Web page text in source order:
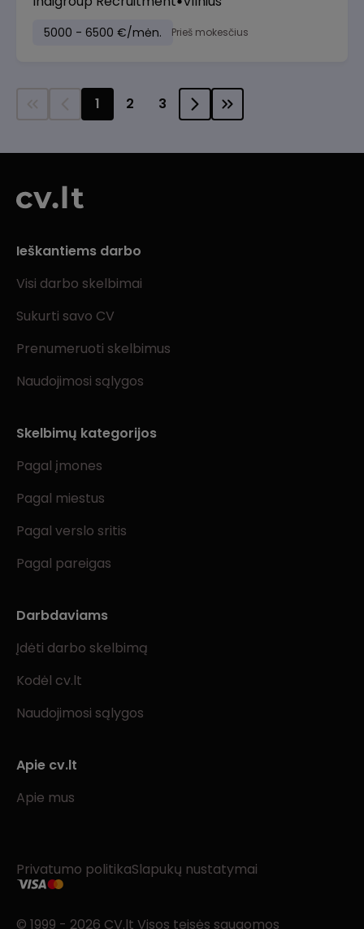
5000 - 6500 €/mėn. Prieš mokesčius
1 2 3
Ieškantiems darbo
Visi darbo skelbimai
Sukurti savo CV
Prenumeruoti skelbimus
Naudojimosi sąlygos
Skelbimų kategorijos
Pagal įmones
Pagal miestus
Pagal verslo sritis
Pagal pareigas
Darbdaviams
Įdėti darbo skelbimą
Kodėl cv.lt
Naudojimosi sąlygos
Apie cv.lt
Apie mus
Privatumo politikaSlapukų nustatymai
© 1999 - 2026 CV.lt Visos teisės saugomos